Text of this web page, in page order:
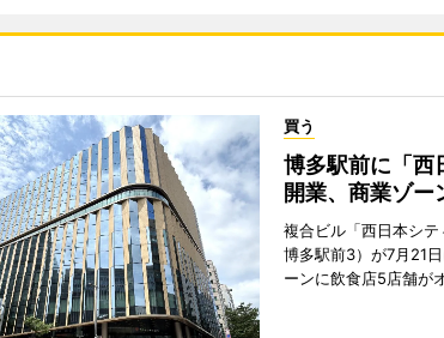
買う
博多駅前に「西
開業、商業ゾー
複合ビル「西日本シ
博多駅前3）が7月21
ーンに飲食店5店舗が